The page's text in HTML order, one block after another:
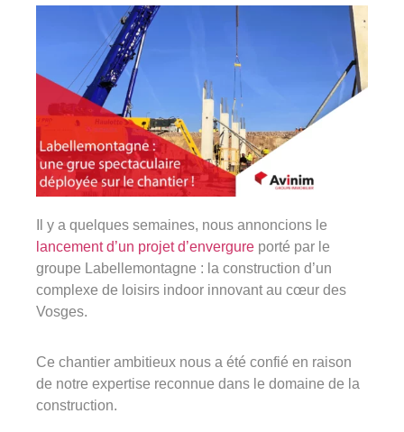
Actualités
Découvrir Avinim
Ensemble en confiance
Groupe Avinim
03 29 22 30 00
Avinim Construction
Il y a quelques semaines, nous annoncions le
lancement d’un projet d’envergure porté par le
groupe Labellemontagne : la construction d’un
complexe de loisirs indoor innovant au cœur des
Vosges.
Ce chantier ambitieux nous a été confié en raison
de notre expertise reconnue dans le domaine de la
construction.